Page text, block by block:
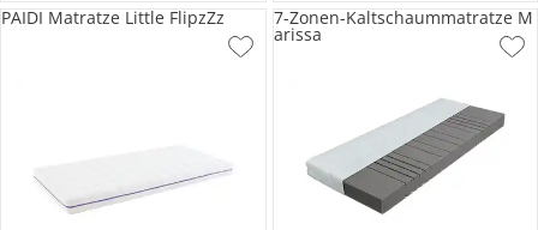
PAIDI Matratze Little FlipzZz 7-Zonen-Kaltschaummatratze M
arissa